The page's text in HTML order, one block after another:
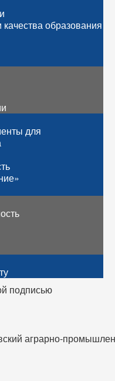
образования
для
подписью
аграрно-